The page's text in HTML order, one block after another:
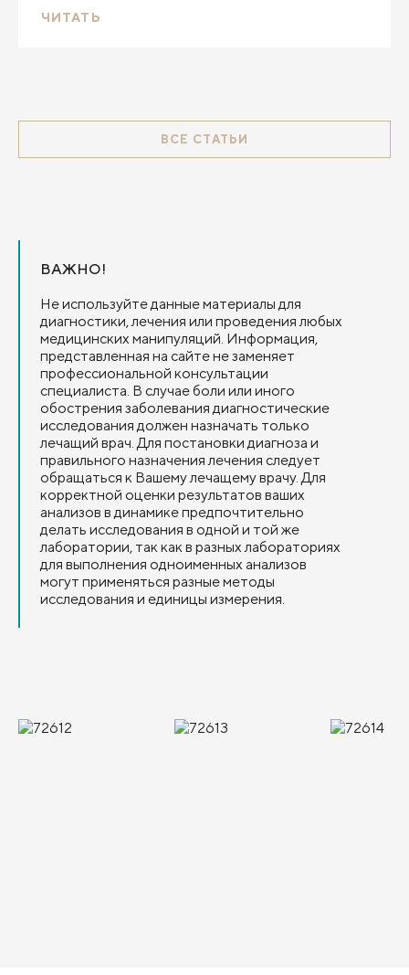
ЧИТАТЬ
ВСЕ СТАТЬИ
ВАЖНО!
Не используйте данные материалы для
диагностики, лечения или проведения любых
медицинских манипуляций. Информация,
представленная на сайте не заменяет
профессиональной консультации
специалиста. В случае боли или иного
обострения заболевания диагностические
исследования должен назначать только
лечащий врач. Для постановки диагноза и
правильного назначения лечения следует
обращаться к Вашему лечащему врачу. Для
корректной оценки результатов ваших
анализов в динамике предпочтительно
делать исследования в одной и той же
лаборатории, так как в разных лабораториях
для выполнения одноименных анализов
могут применяться разные методы
исследования и единицы измерения.